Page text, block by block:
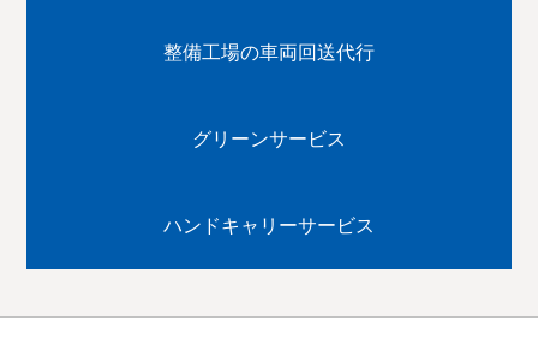
整備工場の車両回送代行
グリーンサービス
ハンドキャリーサービス